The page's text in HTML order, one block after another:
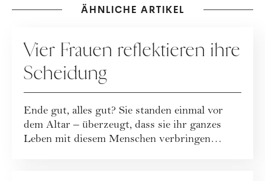
ÄHNLICHE ARTIKEL
Vier Frauen reflektieren ihre
Scheidung
Ende gut, alles gut? Sie standen einmal vor
dem Altar – überzeugt, dass sie ihr ganzes
Leben mit diesem Menschen verbringen